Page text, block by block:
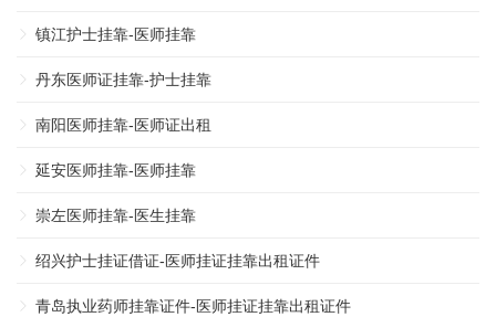
镇江护士挂靠-医师挂靠
丹东医师证挂靠-护士挂靠
南阳医师挂靠-医师证出租
延安医师挂靠-医师挂靠
崇左医师挂靠-医生挂靠
绍兴护士挂证借证-医师挂证挂靠出租证件
青岛执业药师挂靠证件-医师挂证挂靠出租证件